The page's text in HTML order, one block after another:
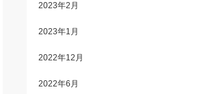
2023年2月
2023年1月
2022年12月
2022年6月